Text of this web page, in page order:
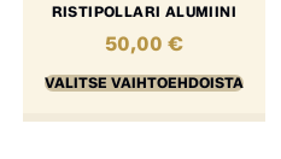
RISTIPOLLARI ALUMIINI
50,00 €
VALITSE VAIHTOEHDOISTA